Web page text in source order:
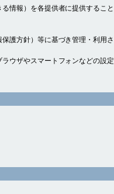
情報）を各提供者に提供すること
護方針）等に基づき管理・利用さ
ウザやスマートフォンなどの設定